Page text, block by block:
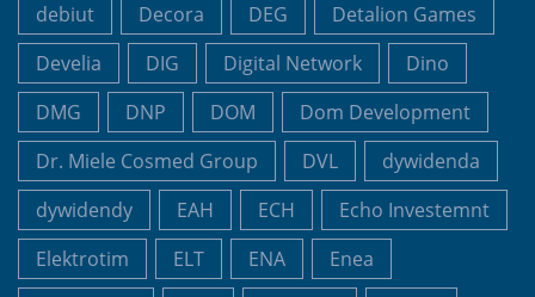
debiut
Decora DEG
Detalion Games
Develia
DIG Digital Network
Dino
DMG
DNP DOM
Dom Development
Dr. Miele Cosmed Group
DVL
dywidenda
dywidendy
EAH ECH
Echo Investemnt
Elektrotim
ELT ENA
Enea